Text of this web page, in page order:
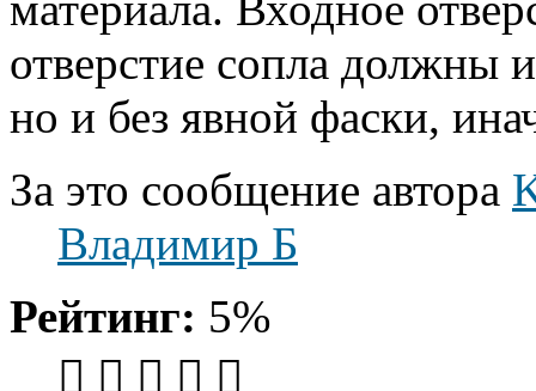
отверстие сопла должны
но и без явной фаски,
За это сообщение автора
Владимир Б
Рейтинг: 5%